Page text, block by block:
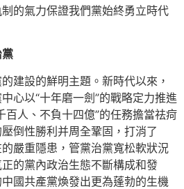
的氣力保證我們黨始終勇立時代
建設的鮮明主題。新時代以來，
心以“十年磨一劍”的戰略定力推進
百人、不負十四億”的任務擔當祛疴
倒性勝利并周全鞏固，打消了
嚴重隱患，管黨治黨寬松軟狀況
的黨內政治生態不斷構成和發
國共產黨煥發出更為蓬勃的生機